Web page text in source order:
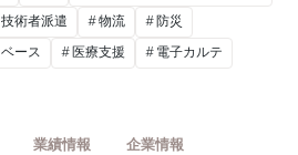
技術者派遣 物流
防災
ース 医療支援 電子カルテ
業績情報 企業情報